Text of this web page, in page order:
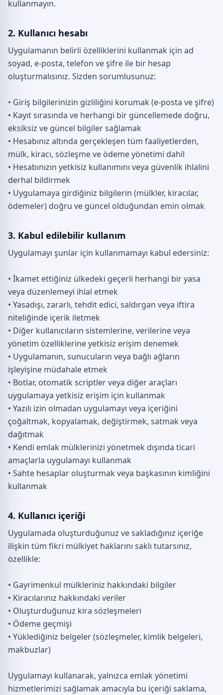
kullanmayın.
2. Kullanıcı hesabı
Uygulamanın belirli özelliklerini kullanmak için ad
soyad, e-posta, telefon ve şifre ile bir hesap
oluşturmalısınız. Sizden sorumlusunuz:
• Giriş bilgilerinizin gizliliğini korumak (e-posta ve şifre)
• Kayıt sırasında ve herhangi bir güncellemede doğru,
eksiksiz ve güncel bilgiler sağlamak
• Hesabınız altında gerçekleşen tüm faaliyetlerden,
mülk, kiracı, sözleşme ve ödeme yönetimi dahil
• Hesabınızın yetkisiz kullanımını veya güvenlik ihlalini
derhal bildirmek
• Uygulamaya girdiğiniz bilgilerin (mülkler, kiracılar,
ödemeler) doğru ve güncel olduğundan emin olmak
3. Kabul edilebilir kullanım
Uygulamayı şunlar için kullanmamayı kabul edersiniz:
• İkamet ettiğiniz ülkedeki geçerli herhangi bir yasa
veya düzenlemeyi ihlal etmek
• Yasadışı, zararlı, tehdit edici, saldırgan veya iftira
niteliğinde içerik iletmek
• Diğer kullanıcıların sistemlerine, verilerine veya
yönetim özelliklerine yetkisiz erişim denemek
• Uygulamanın, sunucuların veya bağlı ağların
işleyişine müdahale etmek
• Botlar, otomatik scriptler veya diğer araçları
uygulamaya yetkisiz erişim için kullanmak
• Yazılı izin olmadan uygulamayı veya içeriğini
çoğaltmak, kopyalamak, değiştirmek, satmak veya
dağıtmak
• Kendi emlak mülklerinizi yönetmek dışında ticari
amaçlarla uygulamayı kullanmak
• Sahte hesaplar oluşturmak veya başkasının kimliğini
kullanmak
4. Kullanıcı içeriği
Uygulamada oluşturduğunuz ve sakladığınız içeriğe
ilişkin tüm fikri mülkiyet haklarını saklı tutarsınız,
özellikle:
• Gayrimenkul mülkleriniz hakkındaki bilgiler
• Kiracılarınız hakkındaki veriler
• Oluşturduğunuz kira sözleşmeleri
• Ödeme geçmişi
• Yüklediğiniz belgeler (sözleşmeler, kimlik belgeleri,
makbuzlar)
Uygulamayı kullanarak, yalnızca emlak yönetimi
hizmetlerimizi sağlamak amacıyla bu içeriği saklama,